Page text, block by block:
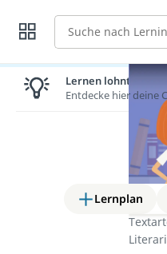
Suche
Lernplan
Lernen lohnt sich!
Entdecke hier deine